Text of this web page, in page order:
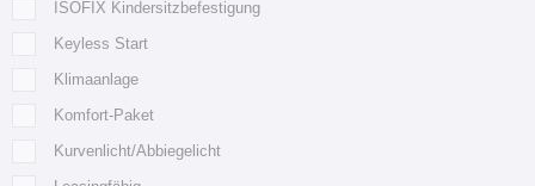
ISOFIX Kindersitzbefestigung
Keyless Start
Klimaanlage
Komfort-Paket
Kurvenlicht/Abbiegelicht